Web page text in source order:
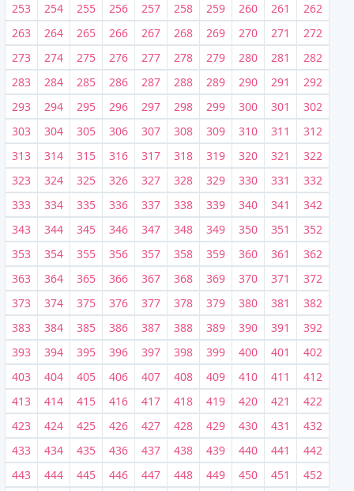
253
254 255 256 257 258 259 260 261
262
263
264 265 266 267 268 269 270 271
272
273
274 275 276 277 278 279 280 281
282
283
284 285 286 287 288 289 290 291
292
293
294 295 296 297 298 299 300 301
302
303
304 305 306 307 308 309 310 311
312
313
314 315 316 317 318 319 320 321
322
323
324 325 326 327 328 329 330 331
332
333
334 335 336 337 338 339 340 341
342
343
344 345 346 347 348 349 350 351
352
353
354 355 356 357 358 359 360 361
362
363
364 365 366 367 368 369 370 371
372
373
374 375 376 377 378 379 380 381
382
383
384 385 386 387 388 389 390 391
392
393
394 395 396 397 398 399 400 401
402
403
404 405 406 407 408 409 410 411
412
413
414 415 416 417 418 419 420 421
422
423
424 425 426 427 428 429 430 431
432
433
434 435 436 437 438 439 440 441
442
443
444 445 446 447 448 449 450 451
452